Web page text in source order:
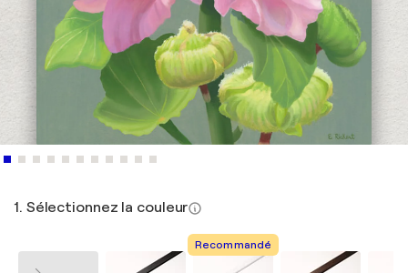
1. Sélectionnez la couleur
Recommandé